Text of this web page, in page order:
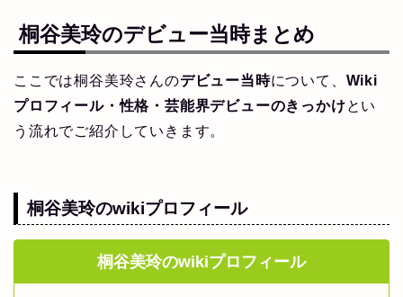
桐谷美玲のデビュー当時まとめ
ここでは桐谷美玲さんのデビュー当時について、 Wiki
プロフィール・性格・芸能界デビューのきっかけとい
う流れでご紹介していきます。
桐谷美玲のwikiプロフィール
桐谷美玲のwikiプロフィール